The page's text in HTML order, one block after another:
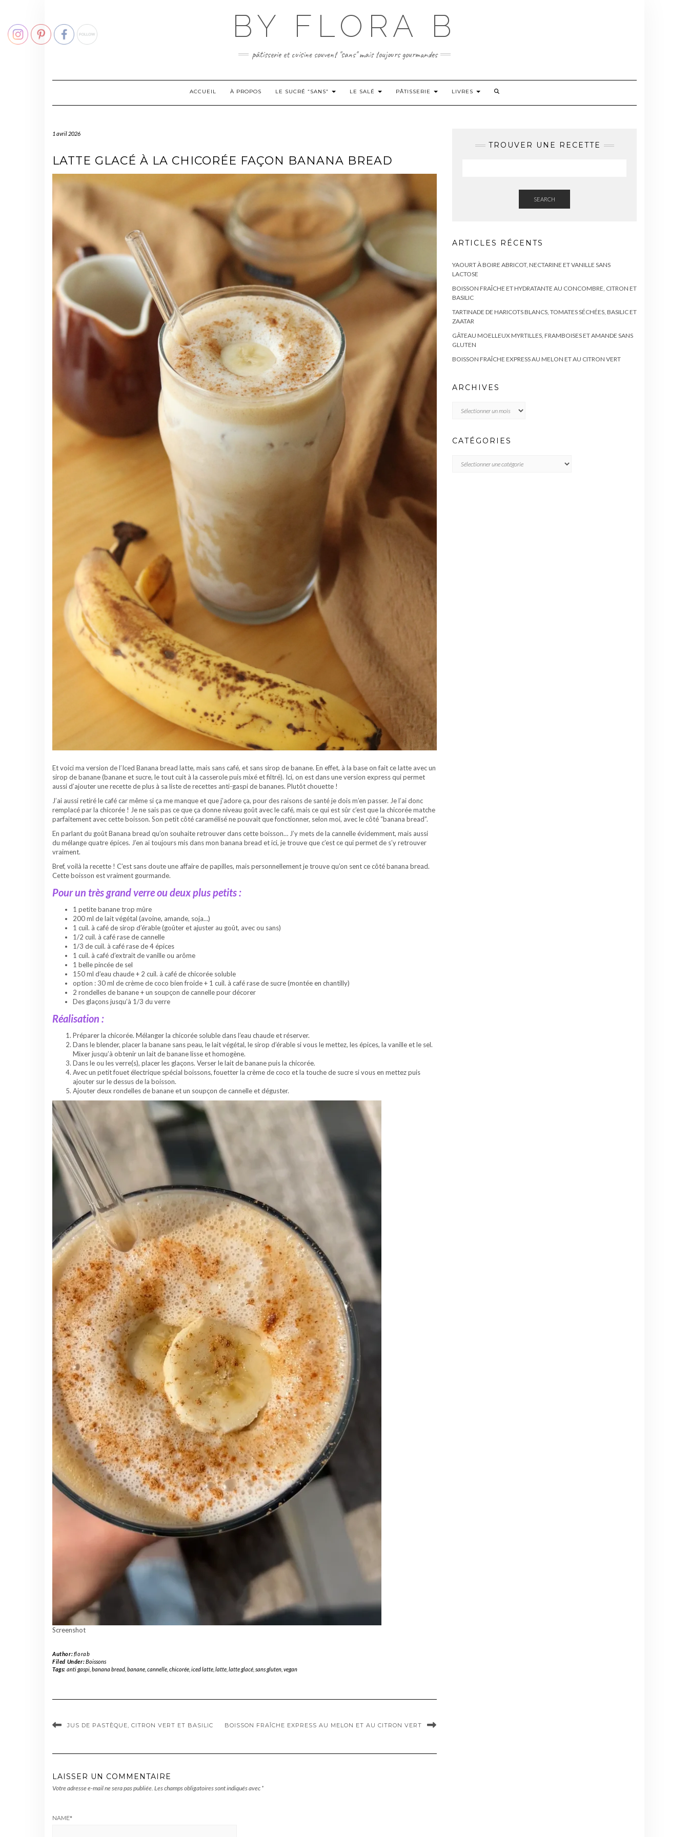
content
BY FLORA B
pâtisserie et cuisine souvent "sans" mais toujours gourmandes
ACCUEIL À PROPOS LE SUCRÉ “SANS” LE SALÉ PÂTISSERIE LIVRES
1 avril 2026
LATTE GLACÉ À LA CHICORÉE FAÇON BANANA BREAD
Et voici ma version de l’Iced Banana bread latte, mais sans café, et sans sirop de banane. En effet, à la base on fait ce latte avec un
sirop de banane (banane et sucre, le tout cuit à la casserole puis mixé et filtré). Ici, on est dans une version express qui permet
aussi d’ajouter une recette de plus à sa liste de recettes anti-gaspi de bananes. Plutôt chouette !
J’ai aussi retiré le café car même si ça me manque et que j’adore ça, pour des raisons de santé je dois m’en passer. Je l’ai donc
remplacé par la chicorée ! Je ne sais pas ce que ça donne niveau goût avec le café, mais ce qui est sûr c’est que la chicorée matche
parfaitement avec cette boisson. Son petit côté caramélisé ne pouvait que fonctionner, selon moi, avec le côté “banana bread”.
En parlant du goût Banana bread qu’on souhaite retrouver dans cette boisson… J’y mets de la cannelle évidemment, mais aussi
du mélange quatre épices. J’en ai toujours mis dans mon banana bread et ici, je trouve que c’est ce qui permet de s’y retrouver
vraiment.
Bref, voilà la recette ! C’est sans doute une affaire de papilles, mais personnellement je trouve qu’on sent ce côté banana bread.
Cette boisson est vraiment gourmande.
Pour un très grand verre ou deux plus petits :
1 petite banane trop mûre
200 ml de lait végétal (avoine, amande, soja…)
1 cuil. à café de sirop d’érable (goûter et ajuster au goût, avec ou sans)
1/2 cuil. à café rase de cannelle
1/3 de cuil. à café rase de 4 épices
1 cuil. à café d’extrait de vanille ou arôme
1 belle pincée de sel
150 ml d’eau chaude + 2 cuil. à café de chicorée soluble
option : 30 ml de crème de coco bien froide + 1 cuil. à café rase de sucre (montée en chantilly)
2 rondelles de banane + un soupçon de cannelle pour décorer
Des glaçons jusqu’à 1/3 du verre
Réalisation :
Préparer la chicorée. Mélanger la chicorée soluble dans l’eau chaude et réserver.
Dans le blender, placer la banane sans peau, le lait végétal, le sirop d’érable si vous le mettez, les épices, la vanille et le sel.
Mixer jusqu’à obtenir un lait de banane lisse et homogène.
Dans le ou les verre(s), placer les glaçons. Verser le lait de banane puis la chicorée.
Avec un petit fouet électrique spécial boissons, fouetter la crème de coco et la touche de sucre si vous en mettez puis
ajouter sur le dessus de la boisson.
Ajouter deux rondelles de banane et un soupçon de cannelle et déguster.
Screenshot
Author:florab
Filed Under:Boissons
Tags: anti gaspi, banana bread, banane, cannelle, chicorée, iced latte, latte, latte glacé, sans gluten, vegan
JUS DE PASTÈQUE, CITRON VERT ET BASILIC BOISSON FRAÎCHE EXPRESS AU MELON ET AU CITRON VERT
LAISSER UN COMMENTAIRE
Votre adresse e-mail ne sera pas publiée. Les champs obligatoires sont indiqués avec *
NAME*
TROUVER UNE RECETTE
SEARCH
ARTICLES RÉCENTS
YAOURT À BOIRE ABRICOT, NECTARINE ET VANILLE SANS
LACTOSE
BOISSON FRAÎCHE ET HYDRATANTE AU CONCOMBRE, CITRON ET
BASILIC
TARTINADE DE HARICOTS BLANCS, TOMATES SÉCHÉES, BASILIC ET
ZAATAR
GÂTEAU MOELLEUX MYRTILLES, FRAMBOISES ET AMANDE SANS
GLUTEN
BOISSON FRAÎCHE EXPRESS AU MELON ET AU CITRON VERT
ARCHIVES
CATÉGORIES